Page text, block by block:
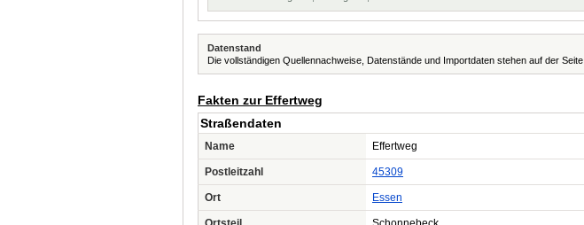
Datenstand
Die vollständigen Quellennachweise, Datenstände und Importdaten stehen auf der Seite
Fakten zur Effertweg
Straßendaten
Name Effertweg
Postleitzahl 45309
Ort Essen